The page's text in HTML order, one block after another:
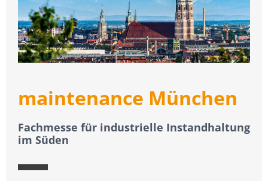
maintenance München
Fachmesse für industrielle Instandhaltung
im Süden